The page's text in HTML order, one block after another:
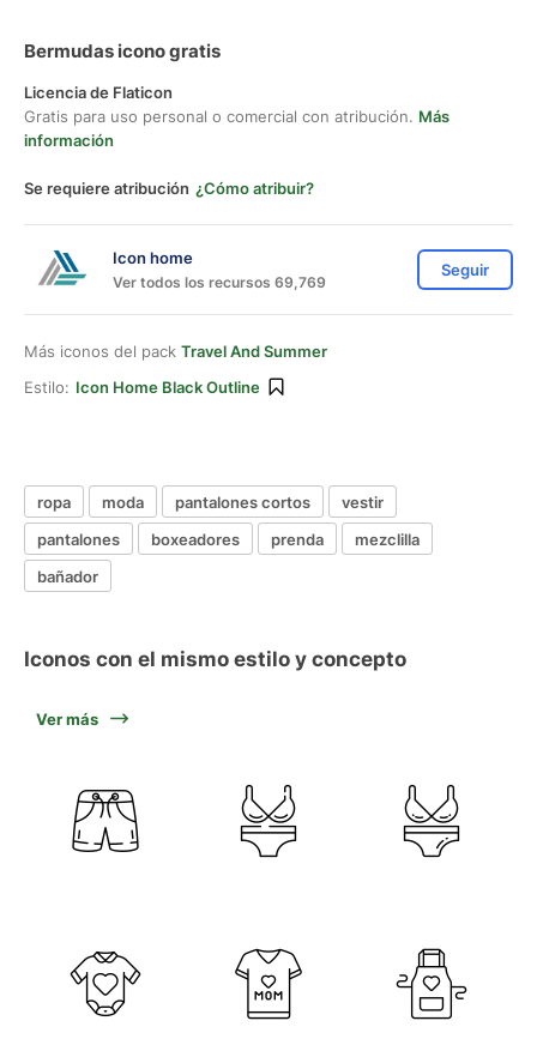
Bermudas icono gratis
Licencia de Flaticon
Gratis para uso personal o comercial con atribución. Más
información
Se requiere atribución ¿Cómo atribuir?
Icon home
Ver todos los recursos 69,769
Seguir
Más iconos del pack Travel And Summer
Estilo: Icon Home Black Outline
ropa moda pantalones cortos
vestir
pantalones
boxeadores prenda
mezclilla
bañador
Iconos con el mismo estilo y concepto
Ver más